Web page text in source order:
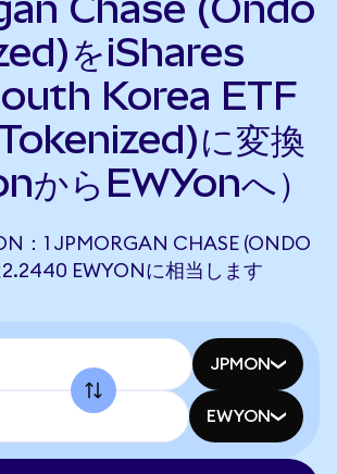
をiShares
Korea ETF
に変換
からEWYonへ）
：1 JPMORGAN CHASE (ONDO
EWYONに相当します
JPMON
EWYON